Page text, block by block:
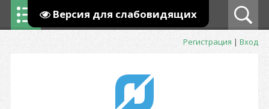
Версия для слабовидящих
Регистрация|Вход